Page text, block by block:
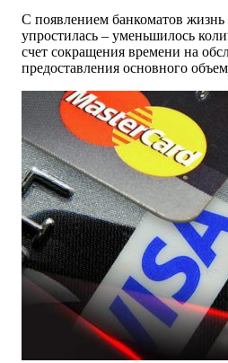
С появлением банкоматов жизнь
упростилась – уменьшилось
счет сокращения времени на
предоставления основного